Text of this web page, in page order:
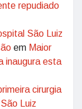
repudiado
São Luiz
em Maior
inaugura esta
cirurgia
Luiz